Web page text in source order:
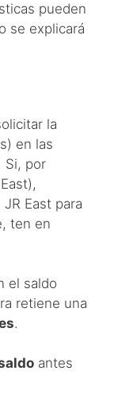
pueden
se explicará
la
en las
Si, por
East para
ten en
el saldo
retiene una
.
antes